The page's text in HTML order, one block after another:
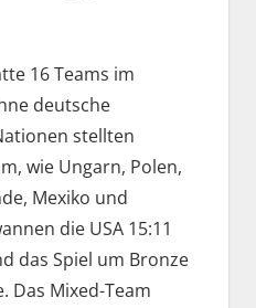
16 Teams im
deutsche
stellten
wie Ungarn, Polen,
Mexiko und
die USA 15:11
das Spiel um Bronze
Das Mixed-Team